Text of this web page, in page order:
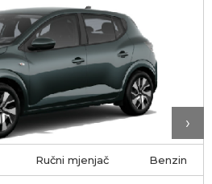
Ručni mjenjač Benzin
›